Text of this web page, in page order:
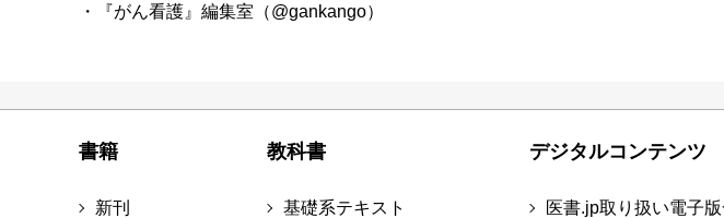
・『がん看護』編集室（@gankango）
書籍
新刊
教科書
基礎系テキスト
デジタルコンテンツ
医書.jp取り扱い電子